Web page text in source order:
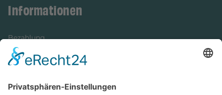
Informationen
Bezahlung
Newsletter
Versandinformationen